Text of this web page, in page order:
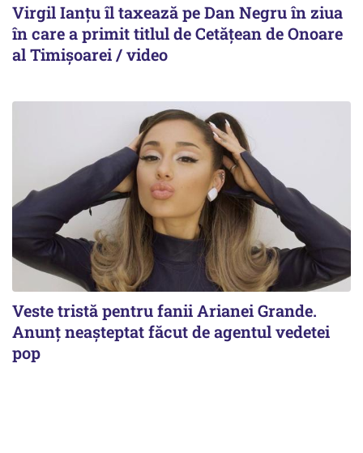
Virgil Ianțu îl taxează pe Dan Negru în ziua
în care a primit titlul de Cetățean de Onoare
al Timișoarei / video
Veste tristă pentru fanii Arianei Grande.
Anunț neașteptat făcut de agentul vedetei
pop